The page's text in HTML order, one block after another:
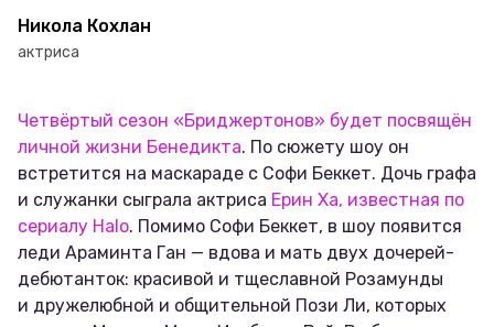
Никола Кохлан
актриса
Четвёртый сезон «Бриджертонов» будет посвящён
личной жизни Бенедикта. По сюжету шоу он
встретится на маскараде с Софи Беккет. Дочь графа
и служанки сыграла актриса Ерин Ха, известная по
сериалу Halo. Помимо Софи Беккет, в шоу появится
леди Араминта Ган — вдова и мать двух дочерей-
дебютанток: красивой и тщеславной Розамунды
и дружелюбной и общительной Пози Ли, которых